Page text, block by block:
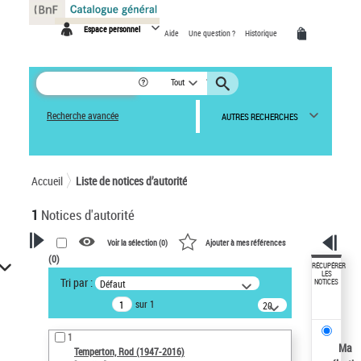
Espace personnel Aide Une question ? Historique
Tout
Recherche avancée AUTRES RECHERCHES
Accueil Liste de notices d’autorité
1 Notices d'autorité
VOTRE RECHERCHE
Recherche avancée dans les
notices d’autorité
Œuvres liées à l'auteur :
Temperton, Rod (1947-2016)
Voir la sélection (0) Ajouter à mes références
(0)
Tri par : Défaut
sur 1
20
résultats/page
1
Temperton, Rod (1947-2016)
RÉCUPÉRER
LES
NOTICES
Ma
Panneau de gestion des cookies